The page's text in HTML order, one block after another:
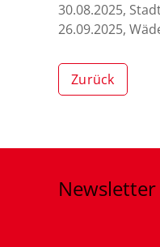
30.08.2025,
26.09.2025,
Zurück
Newsletter